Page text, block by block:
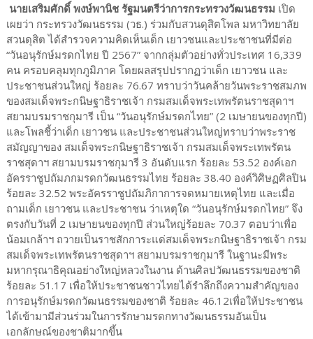
นายเสริมศักดิ์ พงษ์พานิช รัฐมนตรีว่าการกระทรวงวัฒนธรรม เปิด
เผยว่า กระทรวงวัฒนธรรม (วธ.) ร่วมกับสวนดุสิตโพล มหาวิทยาลัย
สวนดุสิต ได้สำรวจความคิดเห็นเด็ก เยาวชนและประชาชนที่มีต่อ
“วันอนุรักษ์มรดกไทย ปี 2567” จากกลุ่มตัวอย่างทั่วประเทศ 16,339
คน ครอบคลุมทุกภูมิภาค โดยผลสรุปปรากฏว่าเด็ก เยาวชน และ
ประชาชนส่วนใหญ่ ร้อยละ 76.67 ทราบว่าวันคล้ายวันพระราชสมภพ
ของสมเด็จพระกนิษฐาธิราชเจ้า กรมสมเด็จพระเทพรัตนราชสุดาฯ
สยามบรมราชกุมารี เป็น “วันอนุรักษ์มรดกไทย” (2 เมษายนของทุกปี)
และโพลชี้ว่าเด็ก เยาวชน และประชาชนส่วนใหญ่ทราบว่าพระราช
สมัญญาของ สมเด็จพระกนิษฐาธิราชเจ้า กรมสมเด็จพระเทพรัตน
ราชสุดาฯ สยามบรมราชกุมารี 3 อันดับแรก ร้อยละ 53.52 องค์เอก
อัครราชูปถัมภกมรดกวัฒนธรรมไทย ร้อยละ 38.40 องค์วิศิษฏศิลปิน
ร้อยละ 32.52 พระอัครราชูปถัมภิกาการจดหมายเหตุไทย และเมื่อ
ถามเด็ก เยาวชน และประชาชน ว่าเหตุใด “วันอนุรักษ์มรดกไทย” จึง
ตรงกับวันที่ 2 เมษายนของทุกปี ส่วนใหญ่ร้อยละ 70.37 ตอบว่าเพื่อ
น้อมเกล้าฯ ถวายเป็นราชสักการะแด่สมเด็จพระกนิษฐาธิราชเจ้า กรม
สมเด็จพระเทพรัตนราชสุดาฯ สยามบรมราชกุมารี ในฐานะมีพระ
มหากรุณาธิคุณอย่างใหญ่หลวงในงาน ด้านศิลปวัฒนธรรมของชาติ
ร้อยละ 51.17 เพื่อให้ประชาชนชาวไทยได้รำลึกถึงความสำคัญของ
การอนุรักษ์มรดกวัฒนธรรมของชาติ ร้อยละ 46.12เพื่อให้ประชาชน
ได้เข้ามามีส่วนร่วมในการรักษามรดกทางวัฒนธรรมอันเป็น
เอกลักษณ์ของชาติมากขึ้น